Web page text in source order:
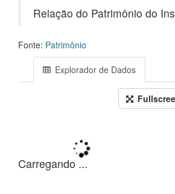
Relação do Patrimônio do
Fonte: Patrimônio
Explorador de Dados